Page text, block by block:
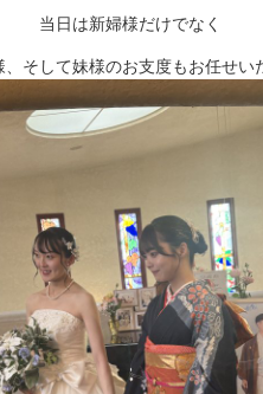
当日は新婦様だけでなく
そして妹様のお支度もお任せい